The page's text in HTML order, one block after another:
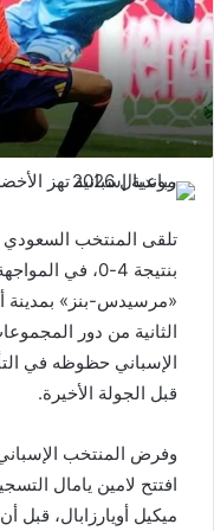
تلقى المنتخب السعودي
بنتيجة 4-0، في
«مرسيدس-بنز» بمدينة
الإسباني حظوظه في
قبل الجولة الأخيرة.
وفرض المنتخب
افتتح لامين يامال
ميكيل أويارزابال، قبل